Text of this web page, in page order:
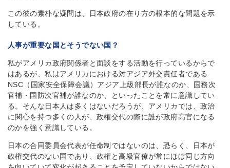
この彼の素朴な疑問は、日本政府の在り方の根本的な問題を示
している。
人事が重要な国とそうでない国？
私がアメリカ政府関係者と面談をする活動を行っているからで
はあるが、私はアメリカにおける対アジア外交責任者である
NSC（国家安全保障会議）アジア上級部長が誰なのか、国務次
官補・国防次官補が誰なのか、といったことを常に意識してい
る。そんな日本人は多くはないだろうが、アメリカでは、政治
に関心を持つ多くの人が、政権交代の際に誰が政府高官になる
のかを強く意識している。
日本の合同委員会代表が任命制ではないのは、恐らく、日本が
政権交代のない国であり、政権と高級官僚が常にほぼ同じ方向